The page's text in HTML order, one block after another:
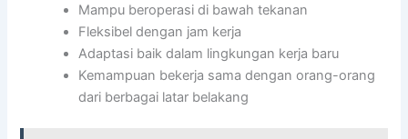
Mampu beroperasi di bawah tekanan
Fleksibel dengan jam kerja
Adaptasi baik dalam lingkungan kerja baru
Kemampuan bekerja sama dengan orang-orang
dari berbagai latar belakang